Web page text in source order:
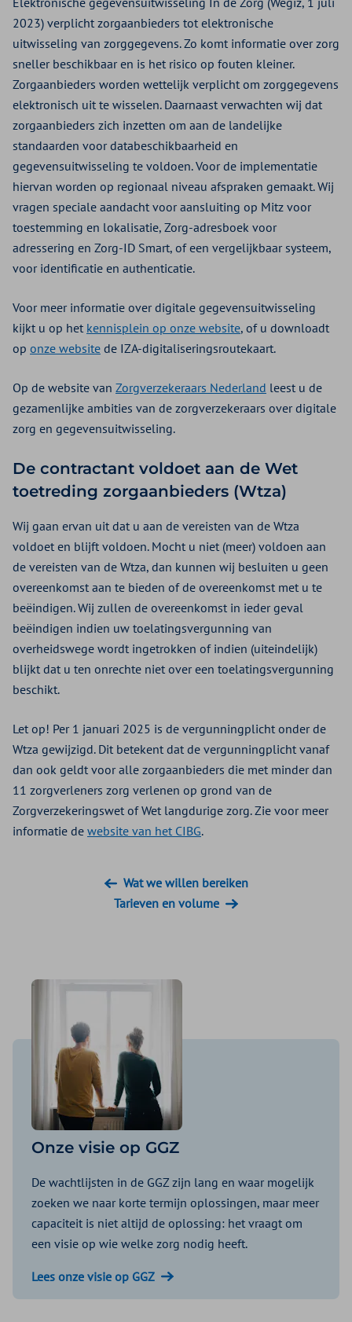
2023) verplicht zorgaanbieders tot elektronische
uitwisseling van zorggegevens. Zo komt informatie over zorg
sneller beschikbaar en is het risico op fouten kleiner.
Zorgaanbieders worden wettelijk verplicht om zorggegevens
elektronisch uit te wisselen. Daarnaast verwachten wij dat
zorgaanbieders zich inzetten om aan de landelijke
standaarden voor databeschikbaarheid en
gegevensuitwisseling te voldoen. Voor de implementatie
hiervan worden op regionaal niveau afspraken gemaakt. Wij
vragen speciale aandacht voor aansluiting op Mitz voor
toestemming en lokalisatie, Zorg-adresboek voor
adressering en Zorg-ID Smart, of een vergelijkbaar systeem,
voor identificatie en authenticatie.
Voor meer informatie over digitale gegevensuitwisseling
kijkt u op het kennisplein op onze website, of u downloadt
op onze website de IZA-digitaliseringsroutekaart.
Op de website van Zorgverzekeraars Nederland leest u de
gezamenlijke ambities van de zorgverzekeraars over digitale
zorg en gegevensuitwisseling.
De contractant voldoet aan de Wet
toetreding zorgaanbieders (Wtza)
Wij gaan ervan uit dat u aan de vereisten van de Wtza
voldoet en blijft voldoen. Mocht u niet (meer) voldoen aan
de vereisten van de Wtza, dan kunnen wij besluiten u geen
overeenkomst aan te bieden of de overeenkomst met u te
beëindigen. Wij zullen de overeenkomst in ieder geval
beëindigen indien uw toelatingsvergunning van
overheidswege wordt ingetrokken of indien (uiteindelijk)
blijkt dat u ten onrechte niet over een toelatingsvergunning
beschikt.
Let op! Per 1 januari 2025 is de vergunningplicht onder de
Wtza gewijzigd. Dit betekent dat de vergunningplicht vanaf
dan ook geldt voor alle zorgaanbieders die met minder dan
11 zorgverleners zorg verlenen op grond van de
Zorgverzekeringswet of Wet langdurige zorg. Zie voor meer
informatie de website van het CIBG.
Wat we willen bereiken
Tarieven en volume
Onze visie op GGZ
De wachtlijsten in de GGZ zijn lang en waar mogelijk
zoeken we naar korte termijn oplossingen, maar meer
capaciteit is niet altijd de oplossing: het vraagt om
een visie op wie welke zorg nodig heeft.
Lees onze visie op GGZ